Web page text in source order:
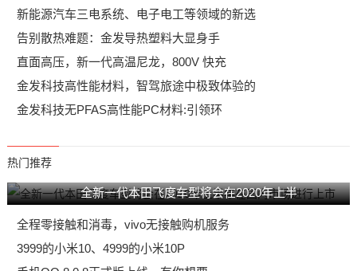
新能源汽车三电系统、电子电工等领域的新选
告别散热难题：金发导热塑料大显身手
直面高压，新一代高温尼龙，800V 快充
金发科技高性能材料，智驾旅途中极致体验的
金发科技无PFAS高性能PC材料:引领环
热门推荐
全新一代本田飞度车型将会在2020年上半
全程零接触和消毒，vivo无接触购机服务
3999的小米10、4999的小米10P